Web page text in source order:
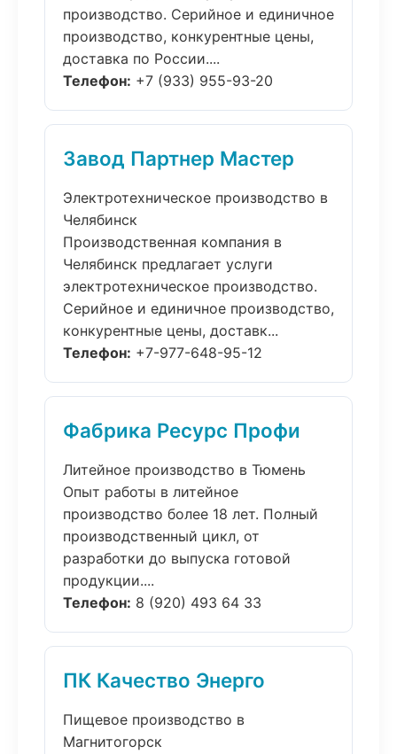
производство. Серийное и единичное
производство, конкурентные цены,
доставка по России....
Телефон: +7 (933) 955-93-20
Завод Партнер Мастер
Электротехническое производство в
Челябинск
Производственная компания в
Челябинск предлагает услуги
электротехническое производство.
Серийное и единичное производство,
конкурентные цены, доставк...
Телефон: +7-977-648-95-12
Фабрика Ресурс Профи
Литейное производство в Тюмень
Опыт работы в литейное
производство более 18 лет. Полный
производственный цикл, от
разработки до выпуска готовой
продукции....
Телефон: 8 (920) 493 64 33
ПК Качество Энерго
Пищевое производство в
Магнитогорск